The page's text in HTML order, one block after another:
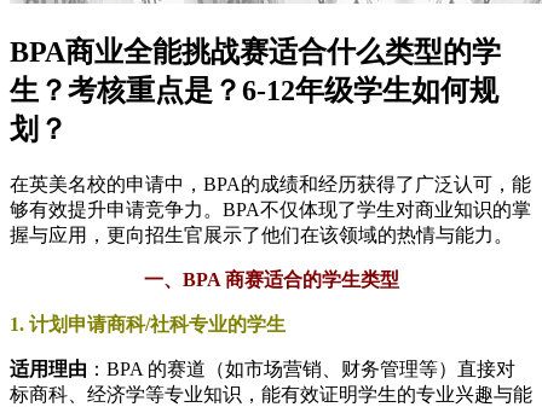
BPA商业全能挑战赛适合什么类型的学
生？考核重点是？6-12年级学生如何规
划？
在英美名校的申请中，BPA的成绩和经历获得了广泛认可，能
够有效提升申请竞争力。BPA不仅体现了学生对商业知识的掌
握与应用，更向招生官展示了他们在该领域的热情与能力。
一、BPA 商赛适合的学生类型
1. 计划申请商科/社科专业的学生
适用理由 ：BPA 的赛道（如市场营销、财务管理等）直接对
标商科、经济学等专业知识，能有效证明学生的专业兴趣与能